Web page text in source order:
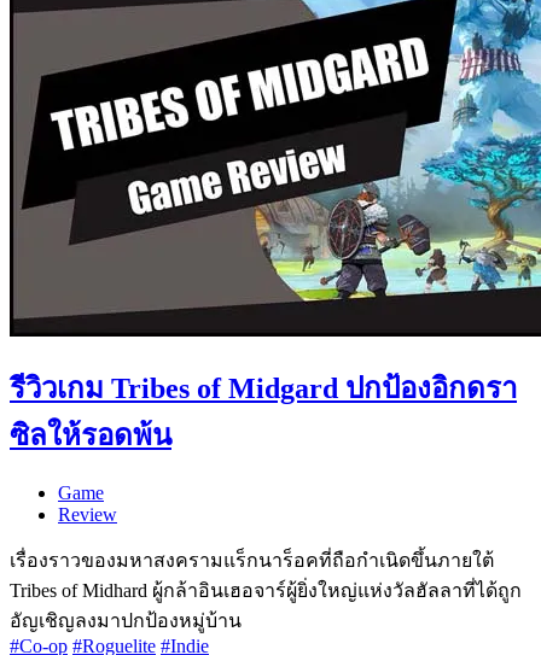
รีวิวเกม Tribes of Midgard ปกป้องอิกดรา
ซิลให้รอดพ้น
Game
Review
เรื่องราวของมหาสงครามแร็กนาร็อคที่ถือกำเนิดขึ้นภายใต้
Tribes of Midhard ผู้กล้าอินเฮอจาร์ผู้ยิ่งใหญ่แห่งวัลฮัลลาที่ได้ถูก
อัญเชิญลงมาปกป้องหมู่บ้าน
#Co-op #Roguelite #Indie